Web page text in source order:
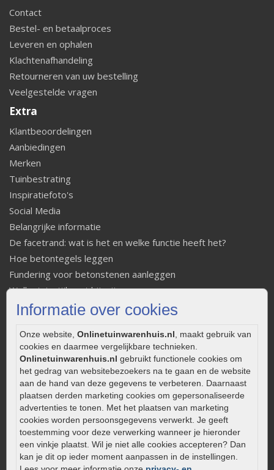
Informatie over cookies
Onze website, Onlinetuinwarenhuis.nl , maakt gebruik van
cookies en daarmee vergelijkbare technieken.
Onlinetuinwarenhuis.nl gebruikt functionele cookies om
het gedrag van websitebezoekers na te gaan en de website
aan de hand van deze gegevens te verbeteren. Daarnaast
plaatsen derden marketing cookies om gepersonaliseerde
advertenties te tonen. Met het plaatsen van marketing
cookies worden persoonsgegevens verwerkt. Je geeft
toestemming voor deze verwerking wanneer je hieronder
een vinkje plaatst. Wil je niet alle cookies accepteren? Dan
kan je dit op ieder moment aanpassen in de instellingen.
Contact
Bestel- en betaalproces
Leveren en ophalen
Klachtenafhandeling
Retourneren van uw bestelling
Veelgestelde vragen
Extra
Klantbeoordelingen
Aanbiedingen
Merken
Tuinbestrating
Inspiratiefoto's
Social Media
Belangrijke informatie
De facetrand: wat is het en welke functie heeft het?
Hoe betontegels leggen
Fundering voor betonstenen aanleggen
Welke tuinstijl past bij mij
Strakke tuin inrichten
Onderhoud van gebakken bestrating
Aanlegtips voor gebakken bestrating
Zelf een terras aanleggen
Kleine stadstuin inrichten
0320 – 219170
Kaapstanderweg 41
8243 RB Lelystad
info@onlinetuinwarenhuis.nl